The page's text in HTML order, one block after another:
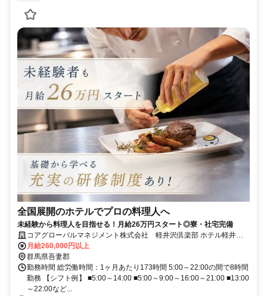
全国展開のホテルでプロの料理人へ
未経験から料理人を目指せる！月給26万円スタート◎寮・社宅完備
コアグローバルマネジメント株式会社 軽井沢倶楽部 ホテル軽井沢
1130/ヒューイットリゾート
月給260,000円以上
群馬県吾妻郡
勤務時間 総労働時間：1ヶ月あたり173時間 5:00～22:00の間で8時間
勤務 【シフト例】 ■5:00～14:00 ■5:00～9:00～16:00～21:00 ■13:00
～22:00など...